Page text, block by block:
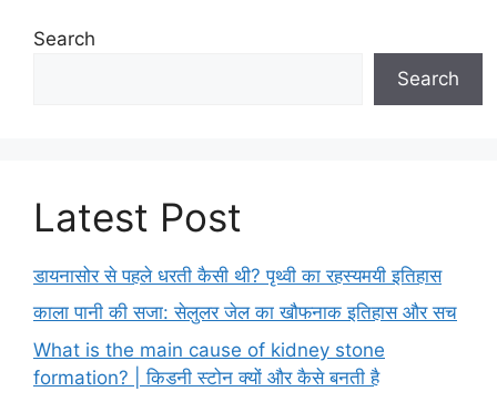
Search
Search
Latest Post
डायनासोर से पहले धरती कैसी थी? पृथ्वी का रहस्यमयी इतिहास
काला पानी की सजा: सेलुलर जेल का खौफनाक इतिहास और सच
What is the main cause of kidney stone
formation? | किडनी स्टोन क्यों और कैसे बनती है